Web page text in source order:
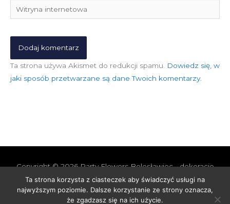
Witryna
internetowa
Ta strona używa Akismet do redukcji spamu. Dowiedz się, w
jaki sposób przetwarzane są dane Twoich komentarzy.
Copyright © 2026Party Flowers Bolesławiec - dekoracje
nie tylko ślubne
Polityka prywatności i cookies Polityka Jakości
Ta strona korzysta z ciasteczek aby świadczyć usługi na
najwyższym poziomie. Dalsze korzystanie ze strony oznacza,
że zgadzasz się na ich użycie.